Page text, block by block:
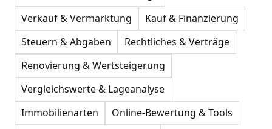
Verkauf & Vermarktung
Kauf & Finanzierung
Steuern & Abgaben
Rechtliches & Verträge
Renovierung & Wertsteigerung
Vergleichswerte & Lageanalyse
Immobilienarten
Online-Bewertung & Tools